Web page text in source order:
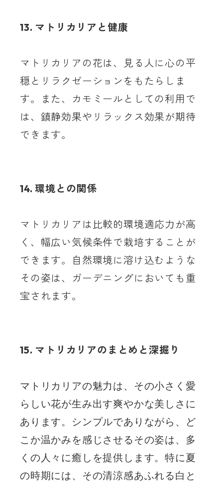
13. マトリカリアと健康
マトリカリアの花は、見る人に心の平
穏とリラクゼーションをもたらしま
す。また、カモミールとしての利用で
は、鎮静効果やリラックス効果が期待
できます。
14. 環境との関係
マトリカリアは比較的環境適応力が高
く、幅広い気候条件で栽培することが
できます。自然環境に溶け込むような
その姿は、ガーデニングにおいても重
宝されます。
15. マトリカリアのまとめと深掘り
マトリカリアの魅力は、その小さく愛
らしい花が生み出す爽やかな美しさに
あります。シンプルでありながら、ど
こか温かみを感じさせるその姿は、多
くの人々に癒しを提供します。特に夏
の時期には、その清涼感あふれる白と